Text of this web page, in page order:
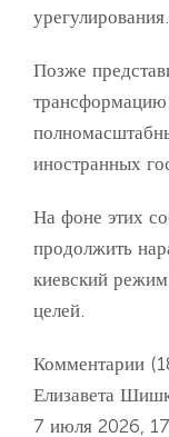
урегулирования.
Позже
иностранных
На фоне этих
продолжить
киевский
целей.
Комментарии
Елизавета
7 июля 2026,